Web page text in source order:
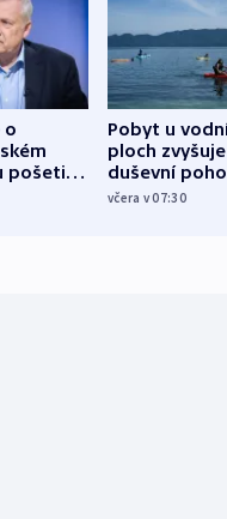
o
pošetilé,
Pobyt u
ploch zvyšuje
duševní
ukázala
včera v 07:30